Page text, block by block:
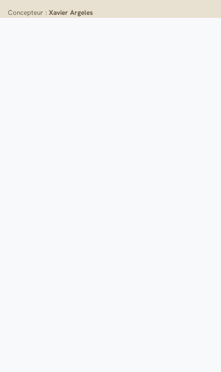
Concepteur : Xavier Argeles